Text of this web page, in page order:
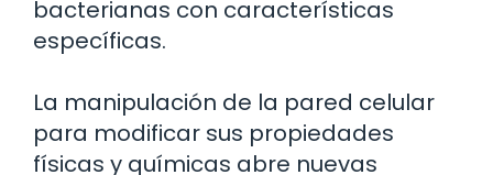
bacterianas con características
específicas.
La manipulación de la pared celular
para modificar sus propiedades
físicas y químicas abre nuevas